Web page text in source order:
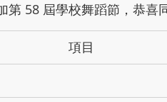
第 58 屆學校舞蹈節，恭喜
項目